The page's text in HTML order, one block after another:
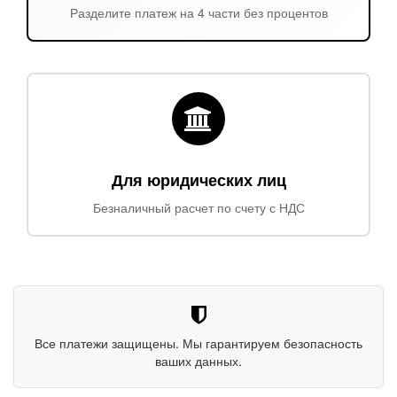
Разделите платеж на 4 части без процентов
Для юридических лиц
Безналичный расчет по счету с НДС
Все платежи защищены. Мы гарантируем безопасность
ваших данных.